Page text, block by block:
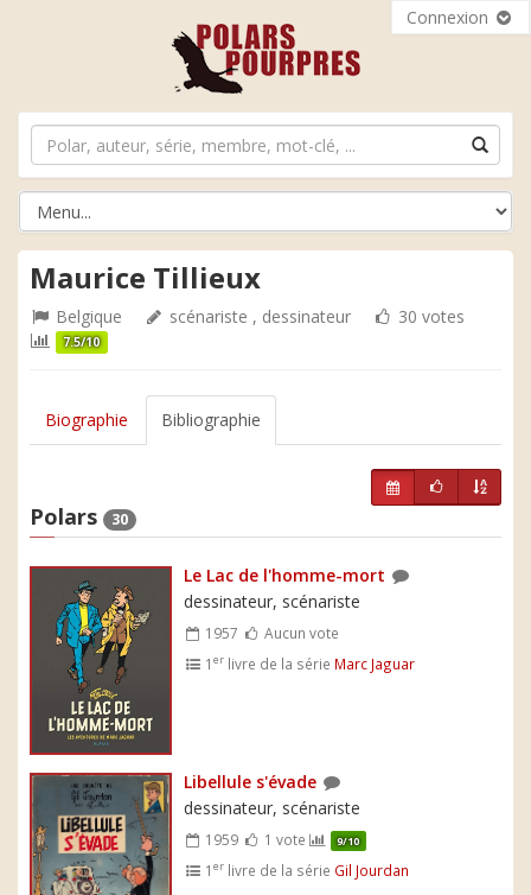
Connexion
Maurice Tillieux
Belgique scénariste , dessinateur 30 votes
7.5/10
Biographie Bibliographie
Polars 30
Le Lac de l'homme-mort
dessinateur, scénariste
1957
Aucun vote
1er livre de la série Marc Jaguar
Libellule s'évade
dessinateur, scénariste
1959 1 vote 9/10
1er livre de la série Gil Jourdan